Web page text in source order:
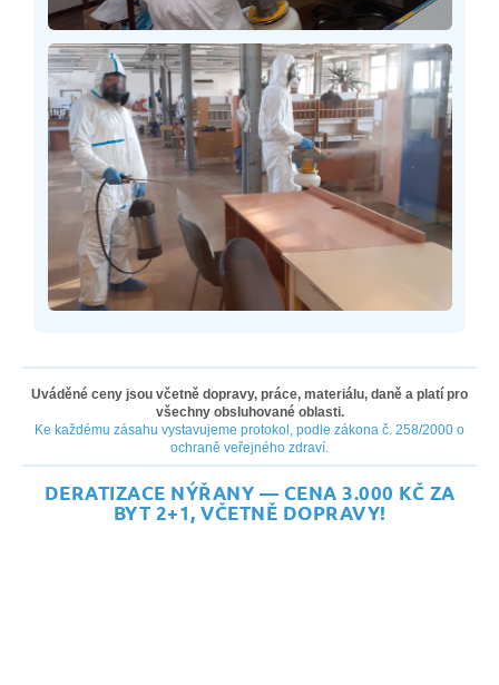
Uváděné ceny jsou včetně dopravy, práce, materiálu, daně a platí pro
všechny obsluhované oblasti.
Ke každému zásahu vystavujeme protokol, podle zákona č. 258/2000 o
ochraně veřejného zdraví.
DERATIZACE NÝŘANY — CENA 3.000 KČ ZA
BYT 2+1, VČETNĚ DOPRAVY!